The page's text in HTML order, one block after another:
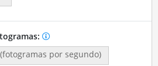
por segundo)